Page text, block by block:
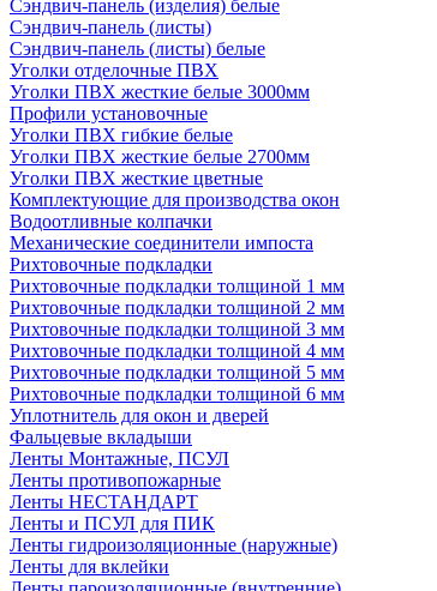
Сэндвич-панель (изделия) белые
Сэндвич-панель (листы)
Сэндвич-панель (листы) белые
Уголки отделочные ПВХ
Уголки ПВХ жесткие белые 3000мм
Профили установочные
Уголки ПВХ гибкие белые
Уголки ПВХ жесткие белые 2700мм
Уголки ПВХ жесткие цветные
Комплектующие для производства окон
Водоотливные колпачки
Механические соединители импоста
Рихтовочные подкладки
Рихтовочные подкладки толщиной 1 мм
Рихтовочные подкладки толщиной 2 мм
Рихтовочные подкладки толщиной 3 мм
Рихтовочные подкладки толщиной 4 мм
Рихтовочные подкладки толщиной 5 мм
Рихтовочные подкладки толщиной 6 мм
Уплотнитель для окон и дверей
Фальцевые вкладыши
Ленты Монтажные, ПСУЛ
Ленты противопожарные
Ленты НЕСТАНДАРТ
Ленты и ПСУЛ для ПИК
Ленты гидроизоляционные (наружные)
Ленты для вклейки